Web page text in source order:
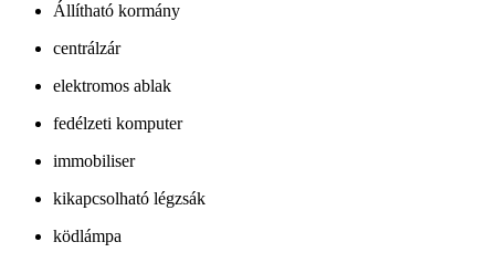
Állítható kormány
centrálzár
elektromos ablak
fedélzeti komputer
immobiliser
kikapcsolható légzsák
ködlámpa